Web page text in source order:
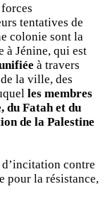
tentatives de
colonie sont la
à Jénine, qui est
à travers
la ville, des
les membres
du Fatah et du
de la Palestine
contre
pour la résistance,